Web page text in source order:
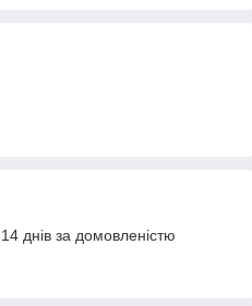
днів за домовленістю